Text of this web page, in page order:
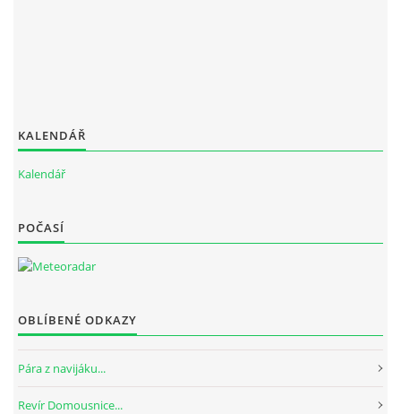
KALENDÁŘ
Kalendář
POČASÍ
OBLÍBENÉ ODKAZY
Pára z navijáku...
Revír Domousnice...